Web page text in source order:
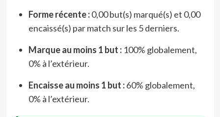
Forme récente :0,00 but(s) marqué(s) et 0,00
encaissé(s) par match sur les 5 derniers.
Marque au moins 1 but :100% globalement,
0% à l’extérieur.
Encaisse au moins 1 but :60% globalement,
0% à l’extérieur.